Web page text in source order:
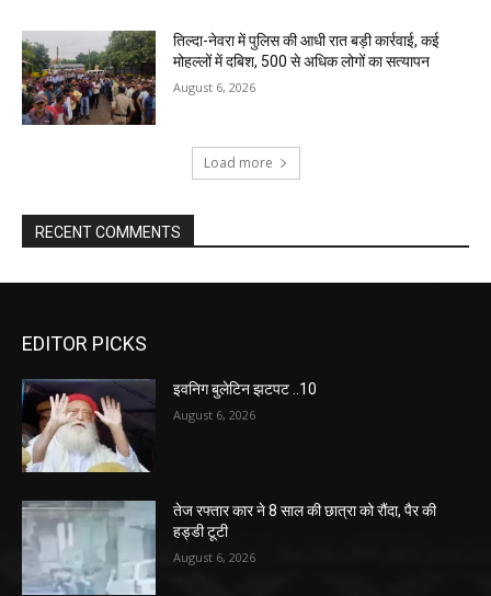
तिल्दा-नेवरा में पुलिस की आधी रात बड़ी कार्रवाई, कई
मोहल्लों में दबिश, 500 से अधिक लोगों का सत्यापन
August 6, 2026
Load more
RECENT COMMENTS
EDITOR PICKS
इवनिग बुलेटिन झटपट ..10
August 6, 2026
तेज रफ्तार कार ने 8 साल की छात्रा को रौंदा, पैर की
हड्डी टूटी
August 6, 2026